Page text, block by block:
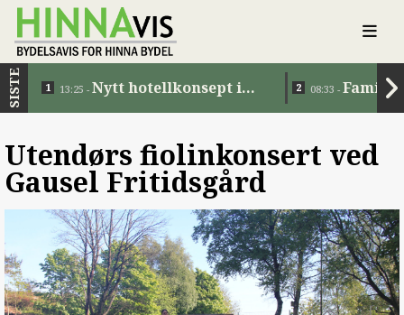
SISTE 13:25 - Nytt hotellkonsept i
08:33 -
Utendørs fiolinkonsert ved
Gausel Fritidsgård